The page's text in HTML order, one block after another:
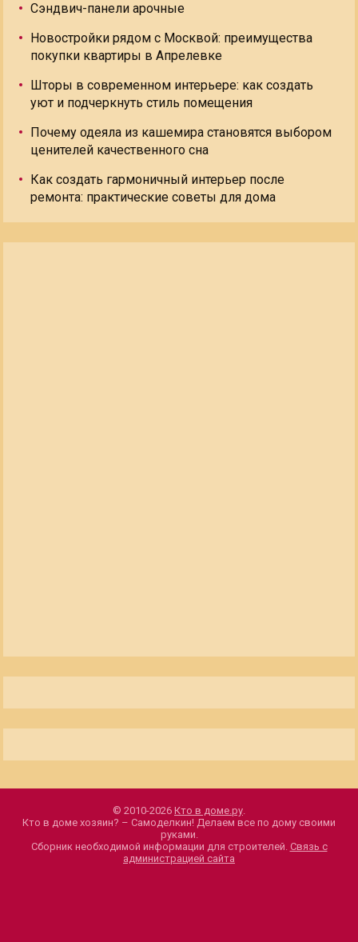
Сэндвич-панели арочные
Новостройки рядом с Москвой: преимущества
покупки квартиры в Апрелевке
Шторы в современном интерьере: как создать
уют и подчеркнуть стиль помещения
Почему одеяла из кашемира становятся выбором
ценителей качественного сна
Как создать гармоничный интерьер после
ремонта: практические советы для дома
© 2010-2026 Кто в доме.ру.
Кто в доме хозяин? – Самоделкин! Делаем все по дому своими
руками.
Сборник необходимой информации для строителей. Связь с
администрацией сайта